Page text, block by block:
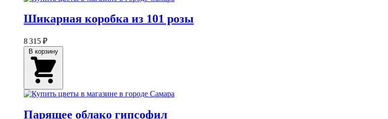
Шикарная коробка из 101 розы
8 315 ₽
Парящее облако гипсофил